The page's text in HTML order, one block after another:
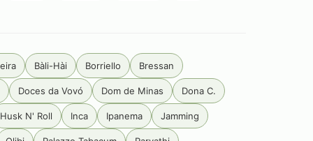
Bàli-Hài Borriello Bressan
Doces da Vovó Dom de Minas Dona C.
Husk N' Roll Inca Ipanema Jamming